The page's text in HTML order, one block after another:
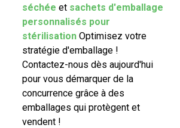
séchée et sachets d'emballage
personnalisés pour
stérilisationOptimisez votre
stratégie d'emballage !
Contactez-nous dès aujourd'hui
pour vous démarquer de la
concurrence grâce à des
emballages qui protègent et
vendent !